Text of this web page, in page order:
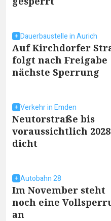
Dauerbaustelle in Aurich
Auf Kirchdorfer
folgt nach Freigabe
nächste Sperrung
Verkehr in Emden
Neutorstraße bis
voraussichtlich 2028
dicht
Autobahn 28
Im November steht
noch eine
an